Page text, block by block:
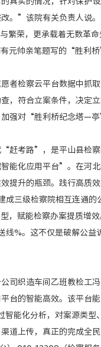
。”该院有关负责人说。
荣，更承载着无数革命
帅亲笔题写的“胜利桥
检察云平台数据中抓
，符合立案条件，决定
对“胜利桥纪念塔—
考路”，是平山县检察
化应用平台”。在河北
升的瓶颈。践行高质
三级检察院相互连通
，赋能检察办案提质增效
。这不仅是破解公
司织造车间乙班教检工冯
的智能高效。该平台能
化分析，对案源类型
上传，真正的完成全民